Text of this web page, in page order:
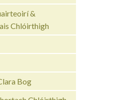
&
Chlóirthigh
Bog